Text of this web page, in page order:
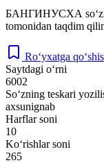
БАНГИНУСХА
tomonidan taqdim
Ro‘yxatga
Saytdagi o‘rni
6002
So‘zning teskari
axsunignab
Harflar soni
10
Ko‘rishlar soni
265